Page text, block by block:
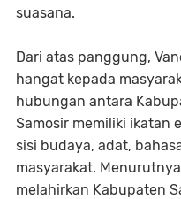
suasana.
Dari atas panggung,
hangat kepada
hubungan antara
Samosir memiliki ikatan
sisi budaya, adat,
masyarakat.
melahirkan Kabupaten